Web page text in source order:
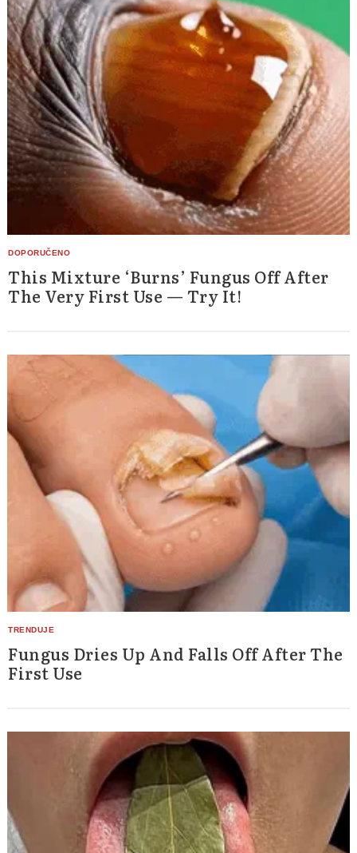
This Mixture ‘Burns’ Fungus Off After
The Very First Use — Try It!
Fungus Dries Up And Falls Off After The
First Use
Search
for: